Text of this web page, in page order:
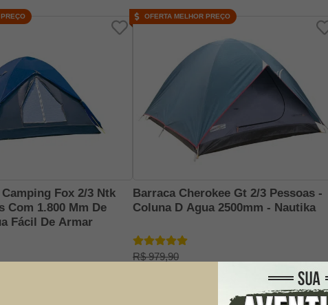
Fox 2/3 Ntk
Com 1.800 Mm De
Fácil De Armar
Barraca Cherokee Gt 2/3 Pessoas -
Coluna D Agua 2500mm - Nautika
R$ 979,90
OFERTA MELHOR PREÇO